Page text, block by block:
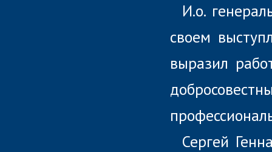
И.о.
своем
выразил
Сергей